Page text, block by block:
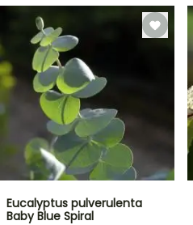
Eucalyptus pulverulenta
Baby Blue Spiral